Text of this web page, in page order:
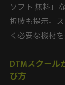
ソフト 無料」
択肢も提示。
く必要な機材
DTMスクール
び方